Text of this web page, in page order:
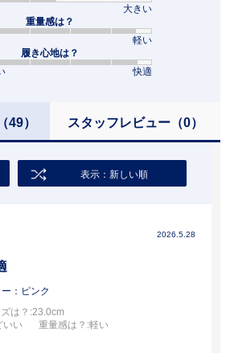
大きい
重量感は？
軽い
履き心地は？
快適
49） スタッフレビュー（0）
表示：新しい順
2026.5.28
：ピンク
は？ :23.0cm
いい 重量感は？ :軽い